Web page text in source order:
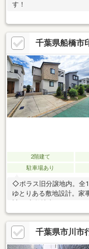
す！
千葉県船橋市
2階建て
駐車場あり
◇ポラス旧分譲地内。全
ゆとりある敷地設計。家
ある住まい！
千葉県市川市